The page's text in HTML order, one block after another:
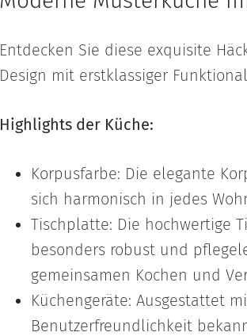
Entdecken Sie diese exquisite
Design mit erstklassiger
Highlights der Küche:
Korpusfarbe: Die elegante
sich harmonisch in jedes
Tischplatte: Die hochwertige
besonders robust und
gemeinsamen Kochen und
Küchengeräte: Ausgestattet
Benutzerfreundlichkeit